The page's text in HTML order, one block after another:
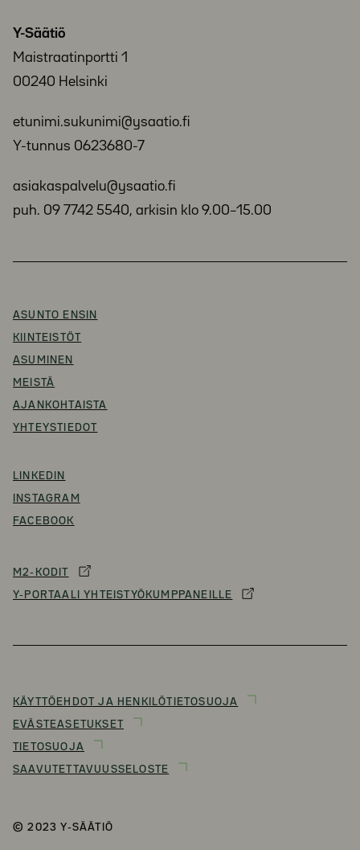
Y-Säätiö
Maistraatinportti 1
00240 Helsinki
etunimi.sukunimi@ysaatio.fi
Y-tunnus 0623680-7
asiakaspalvelu@ysaatio.fi
puh. 09 7742 5540, arkisin klo 9.00–15.00
ASUNTO ENSIN
KIINTEISTÖT
ASUMINEN
MEISTÄ
AJANKOHTAISTA
YHTEYSTIEDOT
LINKEDIN
INSTAGRAM
FACEBOOK
M2-KODIT
Y-PORTAALI YHTEISTYÖKUMPPANEILLE
© 2023 Y-SÄÄTIÖ
KÄYTTÖEHDOT JA HENKILÖTIETOSUOJA
EVÄSTEASETUKSET
TIETOSUOJA
SAAVUTETTAVUUSSELOSTE